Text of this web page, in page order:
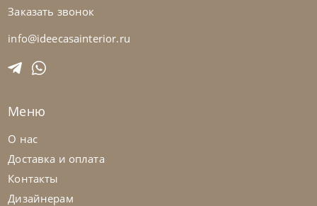
Rimar
Кровать Comet
Заказать звонок
info@ideecasainterior.ru
Меню
О нас
Доставка и оплата
Контакты
Дизайнерам